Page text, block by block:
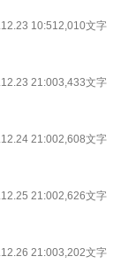
10:512,010文字
21:003,433文字
21:002,608文字
21:002,626文字
21:003,202文字